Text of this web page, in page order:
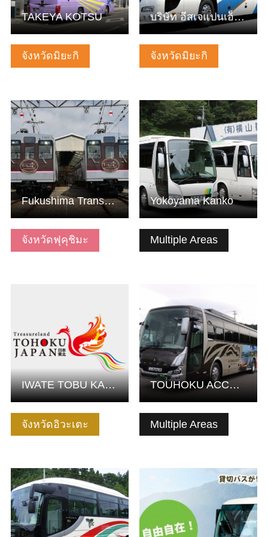
จังหวัดมิยะกิ
TAKEYA KOTSU
จังหวัดมิยะกิ
บริษัท อีสเจแปนเอ็กซ์เพรส จำกัด
จังหวัดฟุคุชิมะ
ดูข้อมูลพื้นฐาน
Fukushima Transportation, Inc.
Multiple Areas
ดูข้อมูลพื้นฐาน
Yokoyama Kanko
จังหวัดอิวะเตะ
IWATE TOBU KANKO
Multiple Areas
TOUHOKU ACCESS INC.
ดูข้อมูลพื้นฐาน